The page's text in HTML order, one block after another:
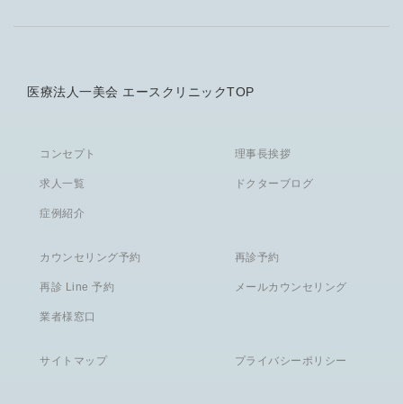
医療法人一美会 エースクリニックTOP
コンセプト 理事長挨拶
求人一覧 ドクターブログ
症例紹介
カウンセリング予約 再診予約
再診 Line 予約 メールカウンセリング
業者様窓口
サイトマップ プライバシーポリシー